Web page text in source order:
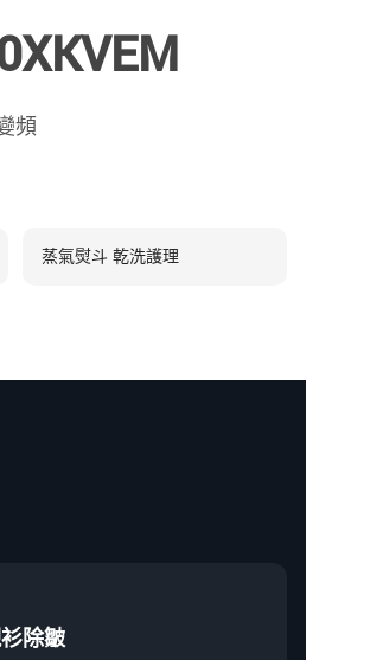
頻
蒸氣熨斗 乾洗護理
除皺